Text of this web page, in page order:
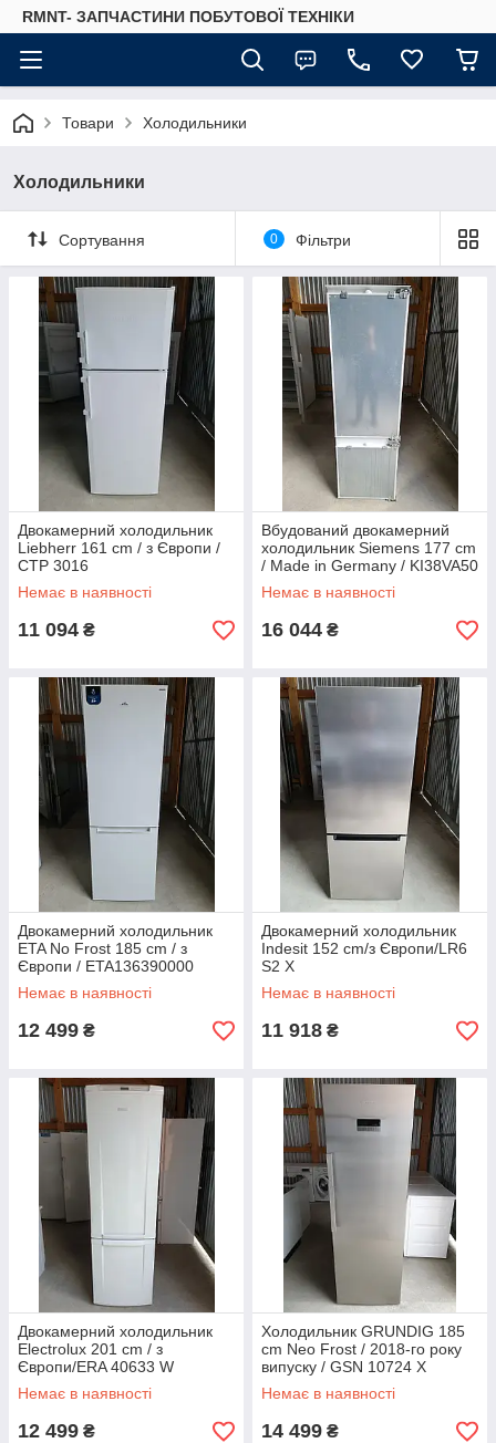
RMNT- ЗАПЧАСТИНИ ПОБУТОВОЇ ТЕХНІКИ
Товари Холодильники
Холодильники
Сортування 0 Фільтри
Двокамерний холодильник
Liebherr 161 cm / з Європи /
CTP 3016
Немає в наявності
11 094 ₴
Вбудований двокамерний
холодильник Siemens 177 cm
/ Made in Germany / KI38VA50
Немає в наявності
16 044 ₴
Двокамерний холодильник
ETA No Frost 185 cm / з
Європи / ETA136390000
Немає в наявності
12 499 ₴
Двокамерний холодильник
Indesit 152 cm/з Європи/LR6
S2 X
Немає в наявності
11 918 ₴
Двокамерний холодильник
Electrolux 201 cm / з
Європи/ERA 40633 W
Немає в наявності
12 499 ₴
Холодильник GRUNDIG 185
cm Neo Frost / 2018-го року
випуску / GSN 10724 X
Немає в наявності
14 499 ₴